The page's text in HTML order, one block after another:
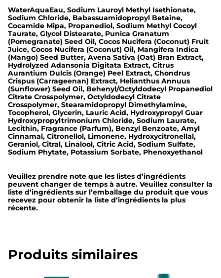
)WaterAquaEau, Sodium Lauroyl Methyl Isethionate,
Sodium Chloride, Babassuamidopropyl Betaine,
Cocamide Mipa, Propanediol, Sodium Methyl Cocoyl
Taurate, Glycol Distearate, Punica Granatum
(Pomegranate) Seed Oil, Cocos Nucifera (Coconut) Fruit
Juice, Cocos Nucifera (Coconut) Oil, Mangifera Indica
(Mango) Seed Butter, Avena Sativa (Oat) Bran Extract,
Hydrolyzed Adansonia Digitata Extract, Citrus
Aurantium Dulcis (Orange) Peel Extract, Chondrus
Crispus (Carrageenan) Extract, Helianthus Annuus
(Sunflower) Seed Oil, Behenyl/Octyldodecyl Propanediol
Citrate Crosspolymer, Octyldodecyl Citrate
Crosspolymer, Stearamidopropyl Dimethylamine,
Tocopherol, Glycerin, Lauric Acid, Hydroxypropyl Guar
Hydroxypropyltrimonium Chloride, Sodium Laurate,
Lecithin, Fragrance (Parfum), Benzyl Benzoate, Amyl
Cinnamal, Citronellol, Limonene, Hydroxycitronellal,
Geraniol, Citral, Linalool, Citric Acid, Sodium Sulfate,
Sodium Phytate, Potassium Sorbate, Phenoxyethanol
Veuillez prendre note que les listes d’ingrédients
peuvent changer de temps à autre. Veuillez consulter la
liste d’ingrédients sur l’emballage du produit que vous
recevez pour obtenir la liste d’ingrédients la plus
récente.
Produits similaires